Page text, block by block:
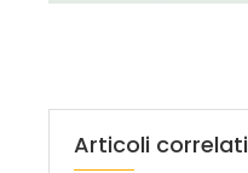
Articoli correlati